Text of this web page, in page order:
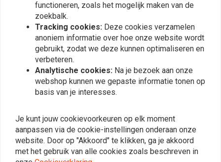
Ribbed XL 71-03
€68,18
Schuifregelaar Voor
Derby-Hoes
€42,45
functioneren, zoals het mogelijk maken van de
zoekbalk.
Tracking cookies: Deze cookies verzamelen
anoniem informatie over hoe onze website wordt
gebruikt, zodat we deze kunnen optimaliseren en
verbeteren.
Analytische cookies: Na je bezoek aan onze
webshop kunnen we gepaste informatie tonen op
basis van je interesses.
Je kunt jouw cookievoorkeuren op elk moment
aanpassen via de cookie-instellingen onderaan onze
website. Door op "Akkoord" te klikken, ga je akkoord
met het gebruik van alle cookies zoals beschreven in